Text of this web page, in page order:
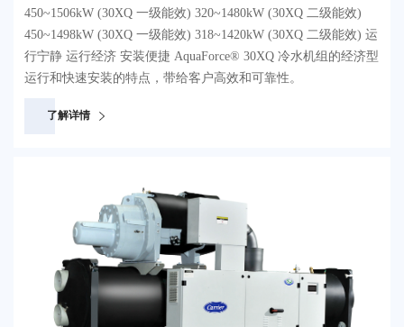
450~1506kW (30XQ 一级能效) 320~1480kW (30XQ 二级能效)
450~1498kW (30XQ 一级能效) 318~1420kW (30XQ 二级能效) 运
行宁静 运行经济 安装便捷 AquaForce® 30XQ 冷水机组的经济型
运行和快速安装的特点，带给客户高效和可靠性。
了解详情